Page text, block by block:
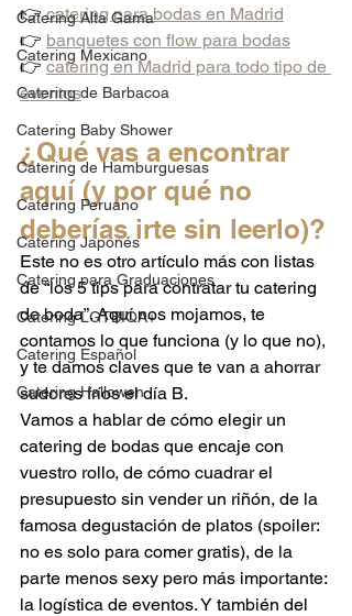
Catering Alta Gama
Catering Mexicano
Catering de Barbacoa
Catering Baby Shower
Catering de Hamburguesas
Catering Peruano
Catering Japonés
Catering para Graduaciones
Catering LGTBIQA+
Catering Español
Catering Hallowen
👉 catering para bodas en Madrid
👉 banquetes con flow para bodas
👉 catering en Madrid para todo tipo de
eventos
¿Qué vas a encontrar
aquí (y por qué no
deberías irte sin leerlo)?
Este no es otro artículo más con listas
de “los 5 tips para contratar tu catering
de boda”. Aquí nos mojamos, te
contamos lo que funciona (y lo que no),
y te damos claves que te van a ahorrar
sudores fríos el día B.
Vamos a hablar de cómo elegir un
catering de bodas que encaje con
vuestro rollo, de cómo cuadrar el
presupuesto sin vender un riñón, de la
famosa degustación de platos (spoiler:
no es solo para comer gratis), de la
parte menos sexy pero más importante:
la logística de eventos. Y también del